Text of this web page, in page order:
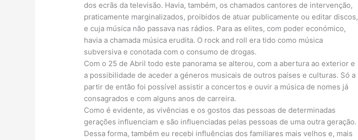
dos ecrãs da televisão. Havia, também, os chamados cantores de intervenção,
praticamente marginalizados, proibidos de atuar publicamente ou editar discos,
e cuja música não passava nas rádios. Para as elites, com poder económico,
havia a chamada música erudita. O rock and roll era tido como música
subversiva e conotada com o consumo de drogas.
Com o 25 de Abril todo este panorama se alterou, com a abertura ao exterior e
a possibilidade de aceder a géneros musicais de outros países e culturas. Só a
partir de então foi possível assistir a concertos e ouvir a música de nomes já
consagrados e com alguns anos de carreira.
Como é evidente, as vivências e os gostos das pessoas de determinadas
gerações influenciam e são influenciadas pelas pessoas de uma outra geração.
Dessa forma, também eu recebi influências dos familiares mais velhos e, mais